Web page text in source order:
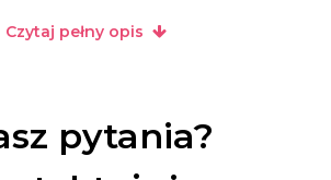
w naturalnym żołądku
Czytaj pełny opis
pytania?